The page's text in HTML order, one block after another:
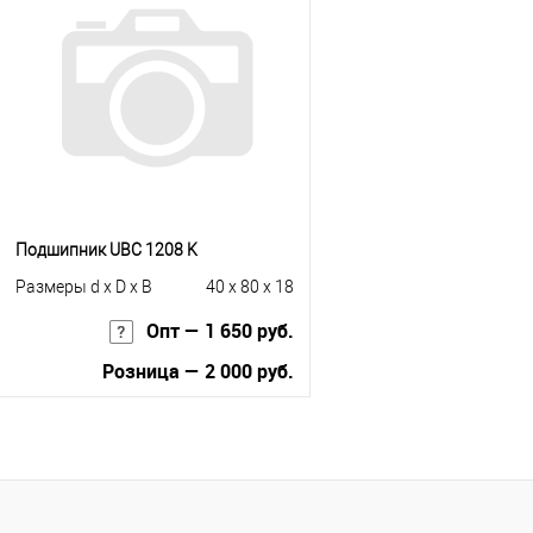
Купить в 1 клик
К сравнению
В избранное
Под заказ
Подшипник UBC 1208 K
Размеры d x D x B
40 x 80 x 18
Опт — 1 650 руб.
Розница — 2 000 руб.